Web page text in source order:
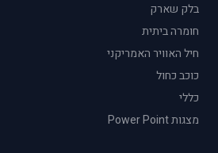
בלק שארק
חומרה ביתית
חיל האוויר האמריקני
כוכב כחול
כללי
מצגות Power Point